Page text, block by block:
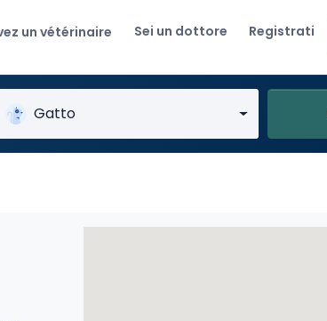
un vétérinaire Sei un dottore Registrati
Gatto